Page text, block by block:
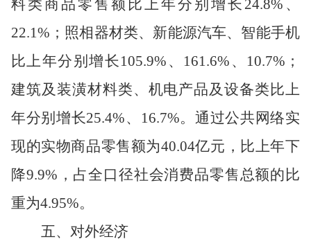
料类商品零售额比上年分别增长 24.8% 、
22.1% ；照相器材类、新能源汽车、智能手机
比上年分别增长 105.9% 、 161.6% 、 10.7% ；
建筑及装潢材料类、机电产品及设备类比上
年分别增长25.4%、 16.7%。通过公共网络实
现的实物商品零售额为40.04亿元，比上年下
降9.9% ，占全口径社会消费品零售总额的比
重为4.95%。
五、对外经济